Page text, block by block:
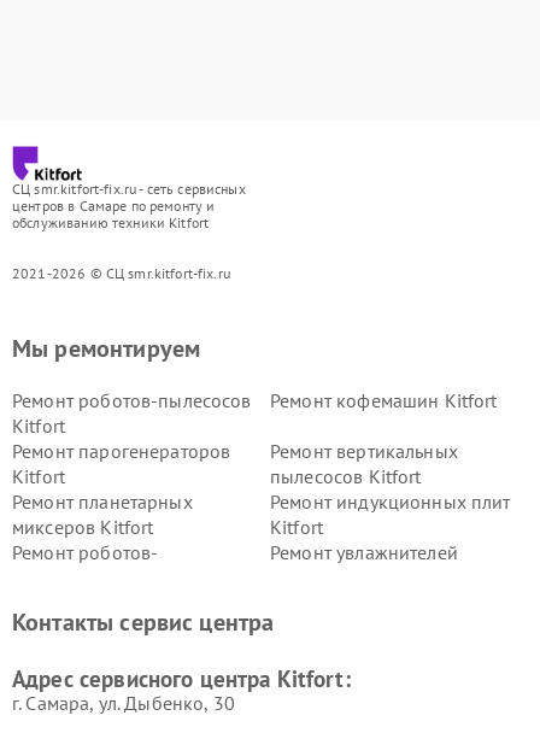
СЦ smr.kitfort-fix.ru - сеть сервисных
центров в Самаре по ремонту и
обслуживанию техники Kitfort
2021-2026 © СЦ smr.kitfort-fix.ru
Мы ремонтируем
Ремонт роботов-пылесосов
Kitfort
Ремонт кофемашин Kitfort
Ремонт парогенераторов
Kitfort
Ремонт вертикальных
пылесосов Kitfort
Ремонт планетарных
миксеров Kitfort
Ремонт индукционных плит
Kitfort
Ремонт роботов-
Ремонт увлажнителей
Kitfort
Kitfort
Kitfort
Kitfort
Контакты сервис центра
Адрес сервисного центра Kitfort:
г. Самара, ул. Дыбенко, 30